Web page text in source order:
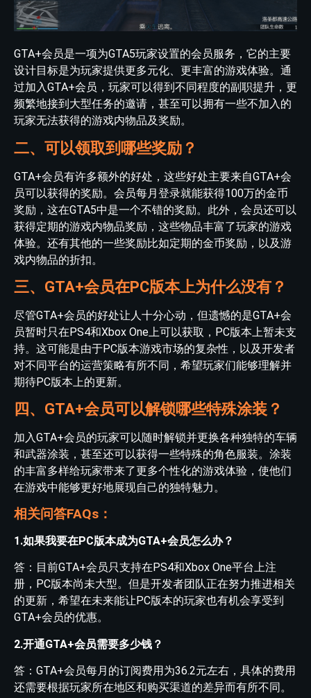
GTA+会员是一项为GTA5玩家设置的会员服务，它的主要
设计目标是为玩家提供更多元化、更丰富的游戏体验。通
过加入GTA+会员，玩家可以得到不同程度的副职提升，更
频繁地接到大型任务的邀请，甚至可以拥有一些不加入的
玩家无法获得的游戏内物品及奖励。
二、可以领取到哪些奖励？
GTA+会员有许多额外的好处，这些好处主要来自GTA+会
员可以获得的奖励。会员每月登录就能获得100万的金币
奖励，这在GTA5中是一个不错的奖励。此外，会员还可以
获得定期的游戏内物品奖励，这些物品丰富了玩家的游戏
体验。还有其他的一些奖励比如定期的金币奖励，以及游
戏内物品的折扣。
三、GTA+会员在PC版本上为什么没有？
尽管GTA+会员的好处让人十分心动，但遗憾的是GTA+会
员暂时只在PS4和Xbox One上可以获取，PC版本上暂未支
持。这可能是由于PC版本游戏市场的复杂性，以及开发者
对不同平台的运营策略有所不同，希望玩家们能够理解并
期待PC版本上的更新。
四、GTA+会员可以解锁哪些特殊涂装？
加入GTA+会员的玩家可以随时解锁并更换各种独特的车辆
和武器涂装，甚至还可以获得一些特殊的角色服装。涂装
的丰富多样给玩家带来了更多个性化的游戏体验，使他们
在游戏中能够更好地展现自己的独特魅力。
相关问答FAQs：
1.如果我要在PC版本成为GTA+会员怎么办？
答：目前GTA+会员只支持在PS4和Xbox One平台上注
册，PC版本尚未大型。但是开发者团队正在努力推进相关
的更新，希望在未来能让PC版本的玩家也有机会享受到
GTA+会员的优惠。
2.开通GTA+会员需要多少钱？
答：GTA+会员每月的订阅费用为36.2元左右，具体的费用
还需要根据玩家所在地区和购买渠道的差异而有所不同。